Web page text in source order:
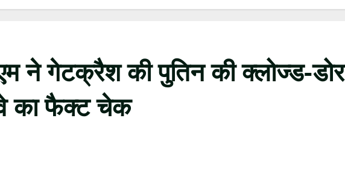
ने गेटक्रैश की पुतिन की क्लोज्ड-डोर
का फैक्ट चेक